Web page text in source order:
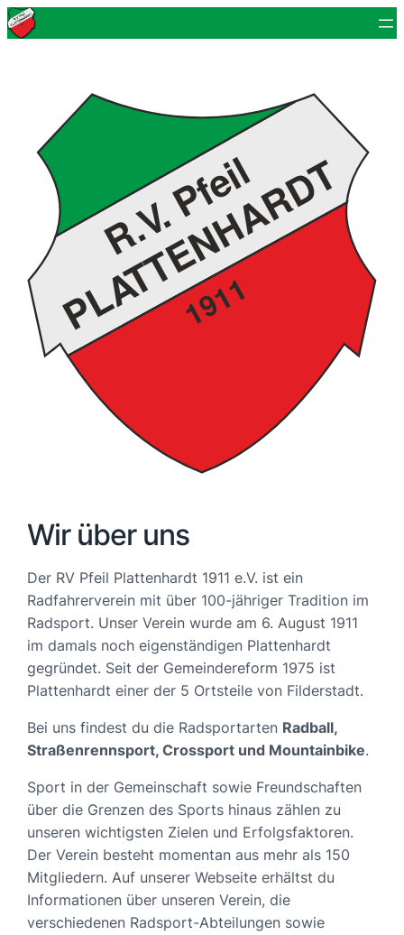
Wir über uns
Der RV Pfeil Plattenhardt 1911 e.V. ist ein
Radfahrerverein mit über 100-jähriger Tradition im
Radsport. Unser Verein wurde am 6. August 1911
im damals noch eigenständigen Plattenhardt
gegründet. Seit der Gemeindereform 1975 ist
Plattenhardt einer der 5 Ortsteile von Filderstadt.
Bei uns findest du die Radsportarten Radball,
Straßenrennsport, Crossport und Mountainbike.
Sport in der Gemeinschaft sowie Freundschaften
über die Grenzen des Sports hinaus zählen zu
unseren wichtigsten Zielen und Erfolgsfaktoren.
Der Verein besteht momentan aus mehr als 150
Mitgliedern. Auf unserer Webseite erhältst du
Informationen über unseren Verein, die
verschiedenen Radsport-Abteilungen sowie